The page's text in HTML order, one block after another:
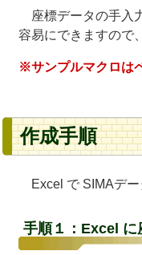
座標データの手入
容易にできますので
※サンプルマクロは
作成手順
Excel で SIMAデー
手順１：Excel に